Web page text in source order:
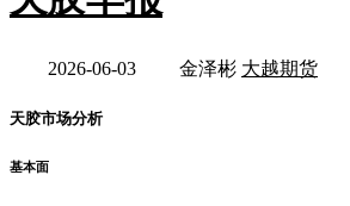
2026-06-03 金泽彬 大越期货
天胶市场分析
基本面